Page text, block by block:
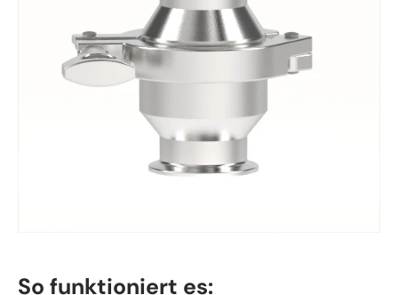
So funktioniert es: